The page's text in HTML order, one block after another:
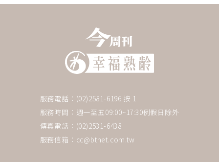
服務電話：(02)2581-6196 按 1
服務時間：週一至五09:00~17:30例假日除外
傳真電話：(02)2531-6438
服務信箱： cc@btnet.com.tw